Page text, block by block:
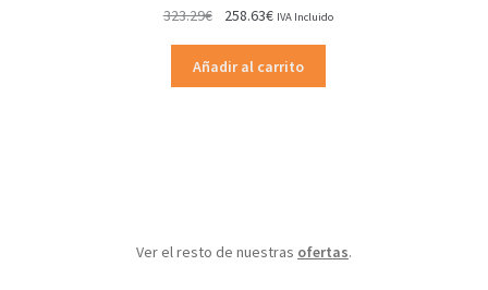
323.29€
original
era:
258.63€El
actual
es:
IVA Incluido
Añadir al carrito
Ver el resto de nuestras ofertas.